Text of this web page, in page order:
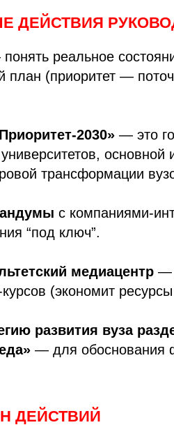
ДЕЙСТВИЯ
реальное
(приоритет —
2030» — это
основной
трансформации
с компаниями-
“под ключ”.
медиацентр —
(экономит
развития вуза
— для обоснования
ДЕЙСТВИЙ